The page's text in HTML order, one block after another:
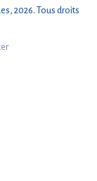
2026. Tous droits